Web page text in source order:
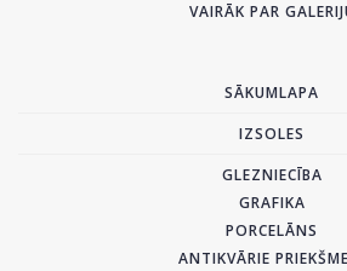
VAIRĀK PAR
SĀKUMLAPA
IZSOLES
GLEZNIECĪBA
GRAFIKA
PORCELĀNS
ANTIKVĀRIE